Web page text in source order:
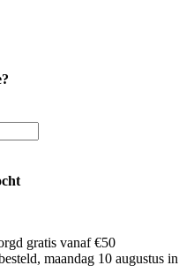
gratis vanaf €50
maandag 10 augustus